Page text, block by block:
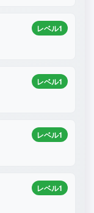
レベル1
レベル1
レベル1
レベル1